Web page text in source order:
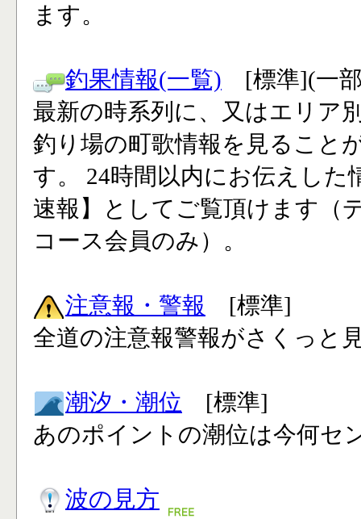
ます。
釣果情報(一覧) [標準](一
最新の時系列に、又はエリア
釣り場の町歌情報を見ること
す。 24時間以内にお伝えした
速報】としてご覧頂けます（
コース会員のみ）。
注意報・警報 [標準]
全道の注意報警報がさくっと
潮汐・潮位 [標準]
あのポイントの潮位は今何セ
波の見方